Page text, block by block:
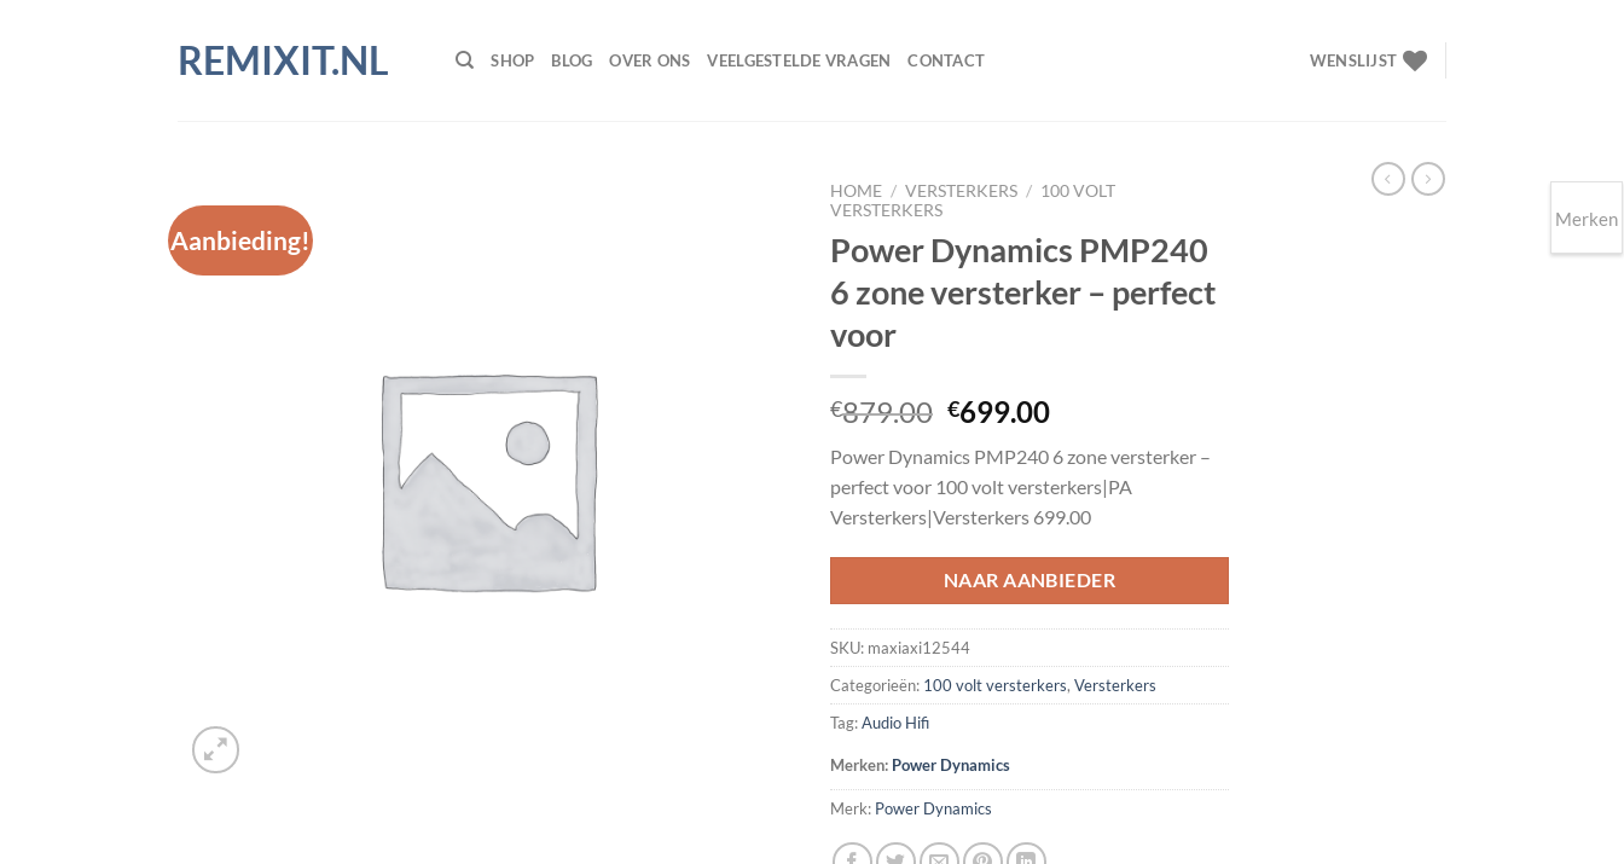
REMIXIT.NL SHOP BLOG OVER ONS VEELGESTELDE VRAGEN CONTACT WENSLIJST
Aanbieding!
HOME / VERSTERKERS / 100 VOLT
VERSTERKERS
Power Dynamics PMP240
6 zone versterker – perfect
voor
€879.00 Oorspronkelijke
was:
€879.00.
€699.00Huidige
is:
€699.00.
Power Dynamics PMP240 6 zone versterker –
perfect voor 100 volt versterkers|PA
Versterkers|Versterkers 699.00
NAAR AANBIEDER
SKU: maxiaxi12544
Categorieën: 100 volt versterkers, Versterkers
Tag:Audio Hifi
Merken: Power Dynamics
Merk: Power Dynamics
Merken